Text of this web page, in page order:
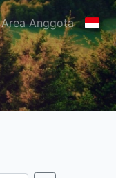
Area Anggota